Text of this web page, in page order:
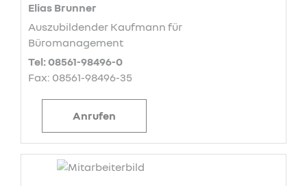
Elias Brunner
Auszubildender Kaufmann für
Büromanagement
Tel: 08561-98496-0
Fax: 08561-98496-35
Anrufen